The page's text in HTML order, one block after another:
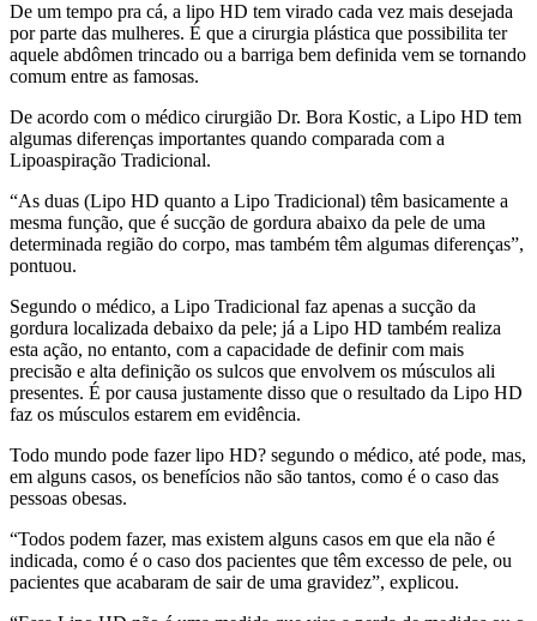
De um tempo pra cá, a lipo HD tem virado cada vez mais desejada
por parte das mulheres. É que a cirurgia plástica que possibilita ter
aquele abdômen trincado ou a barriga bem definida vem se tornando
comum entre as famosas.
De acordo com o médico cirurgião Dr. Bora Kostic, a Lipo HD tem
algumas diferenças importantes quando comparada com a
Lipoaspiração Tradicional.
“As duas (Lipo HD quanto a Lipo Tradicional) têm basicamente a
mesma função, que é sucção de gordura abaixo da pele de uma
determinada região do corpo, mas também têm algumas diferenças”,
pontuou.
Segundo o médico, a Lipo Tradicional faz apenas a sucção da
gordura localizada debaixo da pele; já a Lipo HD também realiza
esta ação, no entanto, com a capacidade de definir com mais
precisão e alta definição os sulcos que envolvem os músculos ali
presentes. É por causa justamente disso que o resultado da Lipo HD
faz os músculos estarem em evidência.
Todo mundo pode fazer lipo HD? segundo o médico, até pode, mas,
em alguns casos, os benefícios não são tantos, como é o caso das
pessoas obesas.
“Todos podem fazer, mas existem alguns casos em que ela não é
indicada, como é o caso dos pacientes que têm excesso de pele, ou
pacientes que acabaram de sair de uma gravidez”, explicou.